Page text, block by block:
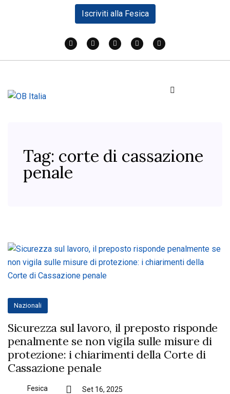
Iscriviti alla Fesica
Tag: corte di cassazione
penale
Nazionali
Sicurezza sul lavoro, il preposto risponde
penalmente se non vigila sulle misure di
protezione: i chiarimenti della Corte di
Cassazione penale
Fesica Set 16, 2025